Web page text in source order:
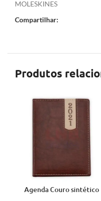
MOLESKINES
Compartilhar:
Produtos
Agenda Couro sintético